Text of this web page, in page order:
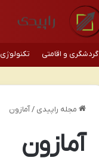
گردشگری و اقامتی تکنولوژی
مجله راپیدی / آمازون
آمازون